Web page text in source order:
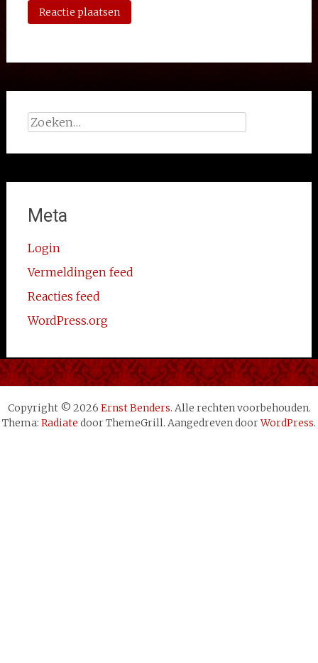
Zoeken
Meta
Login
Vermeldingen feed
Reacties feed
WordPress.org
Copyright © 2026 Ernst Benders. Alle rechten voorbehouden.
Thema: Radiate door ThemeGrill. Aangedreven doorWordPress.